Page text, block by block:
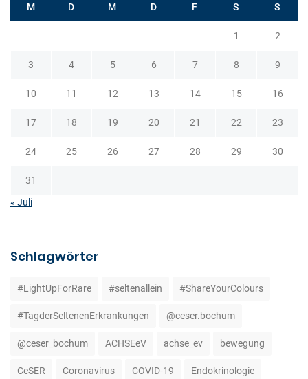
M D M D F S S
1 2
3 4 5 6 7 8 9
10 11 12 13 14 15 16
17 18 19 20 21 22 23
24 25 26 27 28 29 30
31
« Juli
Schlagwörter
#LightUpForRare #seltenallein #ShareYourColours
#TagderSeltenenErkrankungen @ceser.bochum
@ceser_bochum ACHSEeV achse_ev bewegung
CeSER Coronavirus COVID-19 Endokrinologie